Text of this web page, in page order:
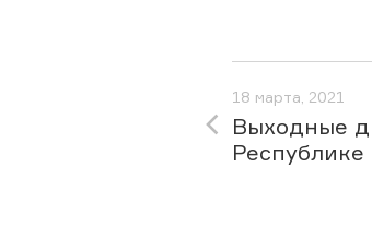
18 марта, 2021
Выходные
Республике